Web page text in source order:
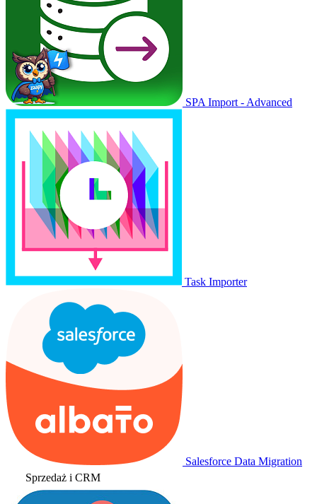
SPA Import - Advanced
Task Importer
Salesforce Data Migration
Sprzedaż i CRM